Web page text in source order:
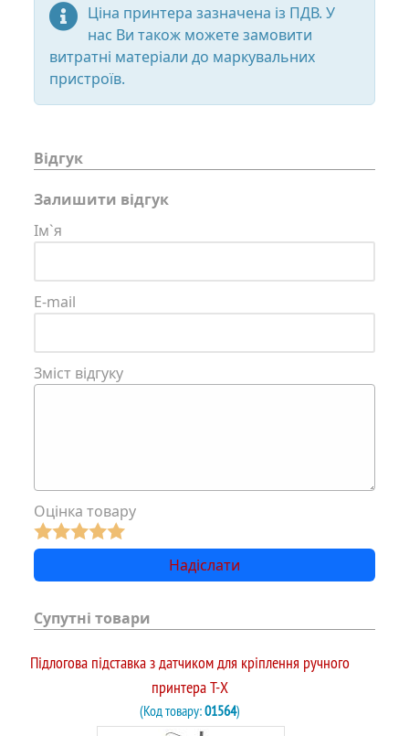
Ціна принтера зазначена із ПДВ. У
нас Ви також можете замовити
витратні матеріали до маркувальних
пристроїв.
Відгук
Залишити відгук
Ім`я
E-mail
Зміст відгуку
Оцінка товару
Супутні товари
Підлогова підставка з датчиком для кріплення ручного
принтера T-X
(Код товару:01564)